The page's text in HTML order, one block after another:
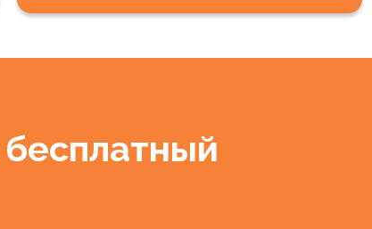
бесплатный